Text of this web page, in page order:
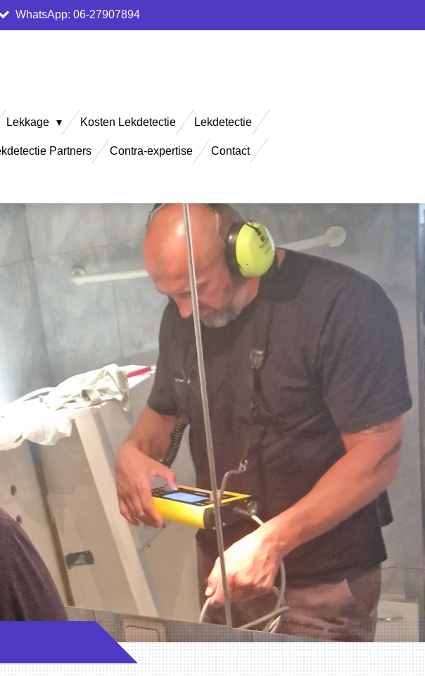
WhatsApp: 06-27907894
Lekkage Kosten Lekdetectie Lekdetectie
Partners Contra-expertise Contact